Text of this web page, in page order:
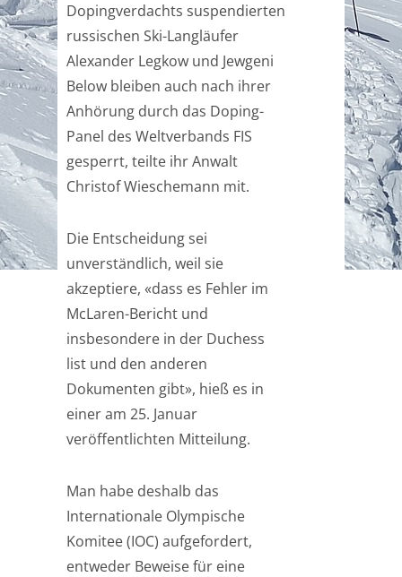
Dopingverdachts suspendierten
russischen Ski-Langläufer
Alexander Legkow und Jewgeni
Below bleiben auch nach ihrer
Anhörung durch das Doping-
Panel des Weltverbands FIS
gesperrt, teilte ihr Anwalt
Christof Wieschemann mit.
Die Entscheidung sei
unverständlich, weil sie
akzeptiere, «dass es Fehler im
McLaren-Bericht und
insbesondere in der Duchess
list und den anderen
Dokumenten gibt», hieß es in
einer am 25. Januar
veröffentlichten Mitteilung.
Man habe deshalb das
Internationale Olympische
Komitee (IOC) aufgefordert,
entweder Beweise für eine